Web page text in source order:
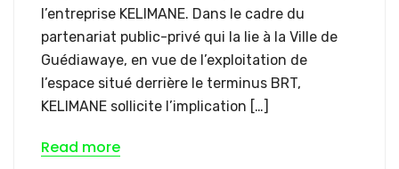
l’entreprise KELIMANE. Dans le cadre du
partenariat public-privé qui la lie à la Ville de
Guédiawaye, en vue de l’exploitation de
l’espace situé derrière le terminus BRT,
KELIMANE sollicite l’implication […]
Read more